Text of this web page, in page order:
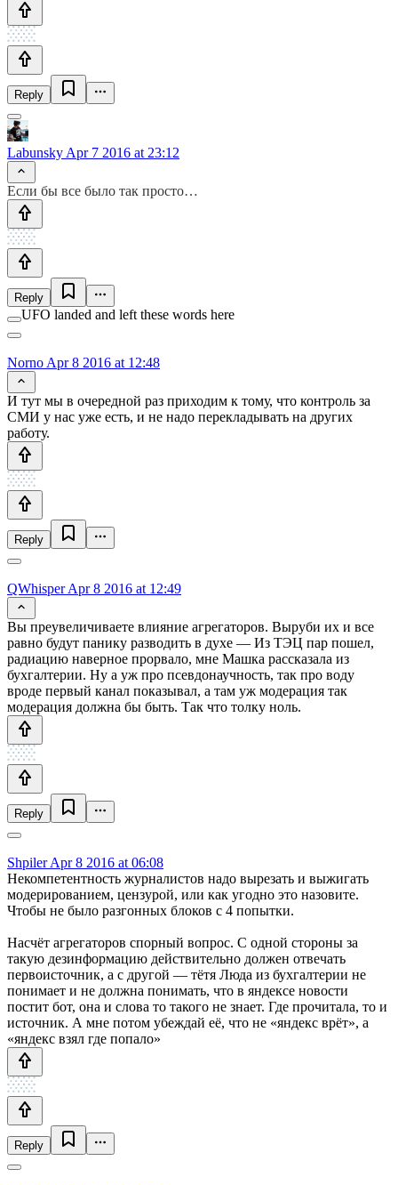
Reply
Labunsky Apr 7 2016 at 23:12
Если бы все было так просто…
Reply
UFO landed and left these words here
Norno Apr 8 2016 at 12:48
И тут мы в очередной раз приходим к тому, что контроль за
СМИ у нас уже есть, и не надо перекладывать на других
работу.
Reply
QWhisperApr 8 2016 at 12:49
Вы преувеличиваете влияние агрегаторов. Выруби их и все
равно будут панику разводить в духе — Из ТЭЦ пар пошел,
радиацию наверное прорвало, мне Машка рассказала из
бухгалтерии. Ну а уж про псевдонаучность, так про воду
вроде первый канал показывал, а там уж модерация так
модерация должна бы быть. Так что толку ноль.
Reply
ShpilerApr 8 2016 at 06:08
Некомпетентность журналистов надо вырезать и выжигать
модерированием, цензурой, или как угодно это назовите.
Чтобы не было разгонных блоков с 4 попытки.
Насчёт агрегаторов спорный вопрос. С одной стороны за
такую дезинформацию действительно должен отвечать
первоисточник, а с другой — тётя Люда из бухгалтерии не
понимает и не должна понимать, что в яндексе новости
постит бот, она и слова то такого не знает. Где прочитала, то и
источник. А мне потом убеждай её, что не «яндекс врёт», а
«яндекс взял где попало»
Reply